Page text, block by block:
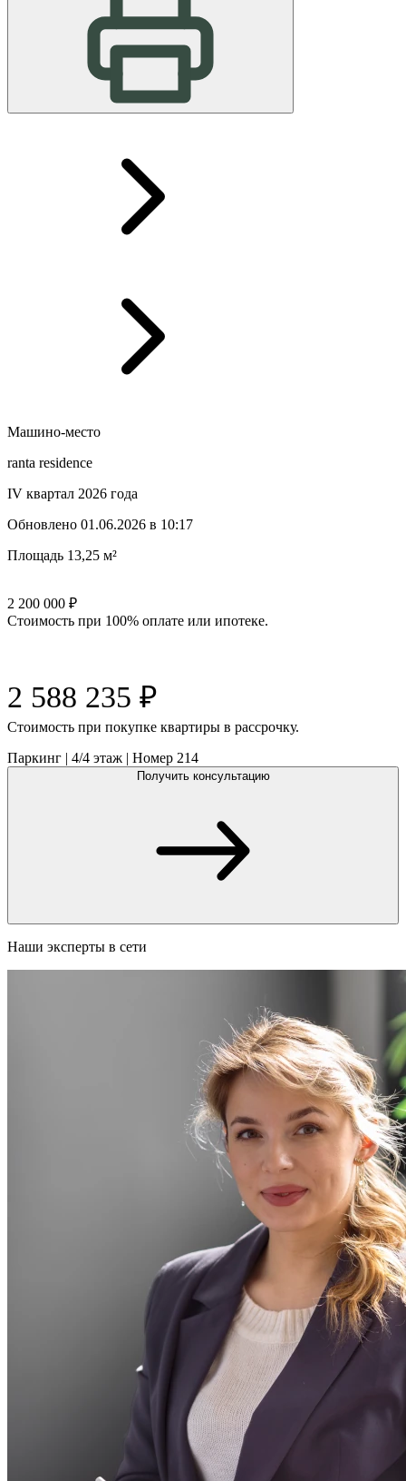
Машино-место
ranta residence
IV квартал 2026 года
Обновлено 01.06.2026 в 10:17
Площадь 13,25 м²
2 200 000 ₽
Стоимость при 100% оплате или ипотеке.
2 588 235 ₽
Cтоимость при покупке квартиры в рассрочку.
Паркинг | 4/4 этаж | Номер 214
Получить консультацию
Наши эксперты в сети